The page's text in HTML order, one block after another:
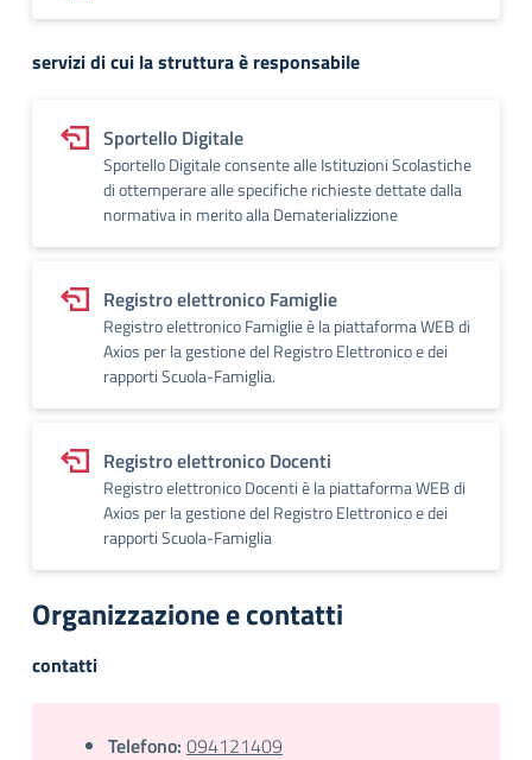
servizi di cui la struttura è responsabile
Sportello Digitale
Sportello Digitale consente alle Istituzioni Scolastiche
di ottemperare alle specifiche richieste dettate dalla
normativa in merito alla Dematerializzione
Registro elettronico Famiglie
Registro elettronico Famiglie è la piattaforma WEB di
Axios per la gestione del Registro Elettronico e dei
rapporti Scuola-Famiglia.
Registro elettronico Docenti
Registro elettronico Docenti è la piattaforma WEB di
Axios per la gestione del Registro Elettronico e dei
rapporti Scuola-Famiglia
Organizzazione e contatti
contatti
Telefono: 094121409